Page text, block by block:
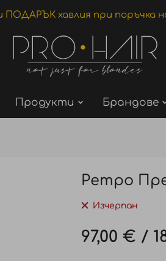
ПОДАРЪК хавлия при поръчка
Продукти Брандове
Ретро
Изчерпан
97,00 € /